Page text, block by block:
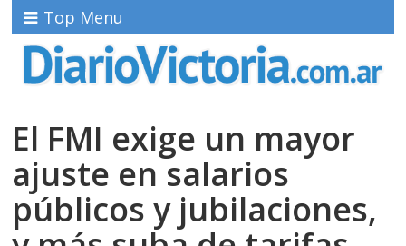
Top Menu
El FMI exige un mayor
ajuste en salarios
públicos y jubilaciones,